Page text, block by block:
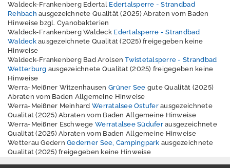
Waldeck-Frankenberg Edertal Edertalsperre - Strandbad
Rehbachausgezeichnete Qualität (2025) Abraten vom Baden
Hinweise bzgl. Cyanobakterien
Waldeck-Frankenberg Waldeck Edertalsperre - Strandbad
Waldeckausgezeichnete Qualität (2025) freigegeben keine
Hinweise
Waldeck-Frankenberg Bad ArolsenTwistetalsperre - Strandbad
Wetterburg ausgezeichnete Qualität (2025) freigegeben keine
Hinweise
Werra-Meißner WitzenhausenGrüner See gute Qualität (2025)
Abraten vom Baden Allgemeine Hinweise
Werra-Meißner Meinhard Werratalsee Ostuferausgezeichnete
Qualität (2025) Abraten vom Baden Allgemeine Hinweise
Werra-Meißner Eschwege Werratalsee Süduferausgezeichnete
Qualität (2025) Abraten vom Baden Allgemeine Hinweise
Wetterau GedernGederner See, Campingpark ausgezeichnete
Qualität (2025) freigegeben keine Hinweise